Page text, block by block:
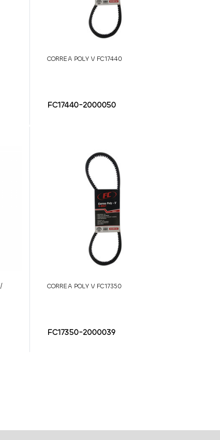
CORREA POLY V FC17440
FC17440-2000050
CORREA POLY V FC17350
FC17350-2000039